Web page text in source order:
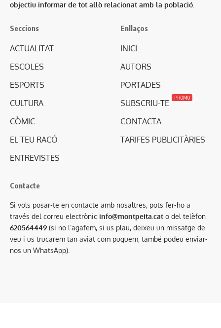
objectiu informar de tot allò relacionat amb la població.
Seccions
ACTUALITAT
ESCOLES
ESPORTS
CULTURA
CÒMIC
EL TEU RACÓ
ENTREVISTES
Enllaços
INICI
AUTORS
PORTADES
SUBSCRIU-TE
PROMO
CONTACTA
TARIFES PUBLICITÀRIES
Contacte
Si vols posar-te en contacte amb nosaltres, pots fer-ho a
través del correu electrònic info@montpeita.cat o del telèfon
620564449 (si no l’agafem, si us plau, deixeu un missatge de
veu i us trucarem tan aviat com puguem, també podeu enviar-
nos un WhatsApp).